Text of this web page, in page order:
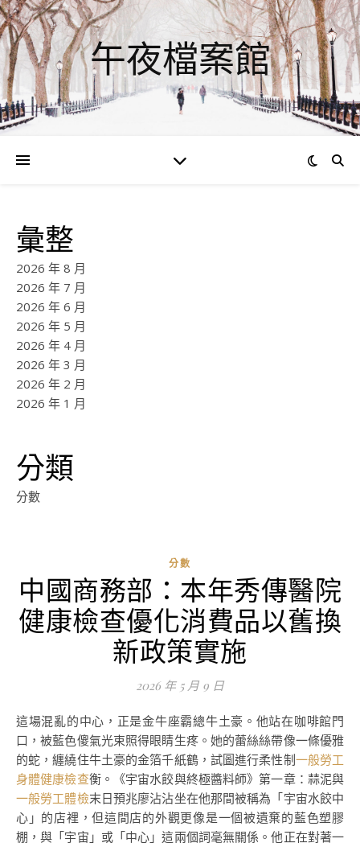
午夜檔案館
彙整
2026 年 8 月
2026 年 7 月
2026 年 6 月
2026 年 5 月
2026 年 4 月
2026 年 3 月
2026 年 2 月
2026 年 1 月
分類
分數
分數
中國商務部：本年秀傳醫院
健康檢查優化消費品以舊換
新政策實施
2026 年 5 月 9 日
這場混亂的中心，正是金牛座霸總牛土豪。他站在咖啡館門
口，被藍色傻氣光束照得眼睛生疼。她的蕾絲絲帶像一條優雅
的蛇，纏繞住牛土豪的金箔千紙鶴，試圖進行柔性制一般勞工
身體健康檢查衡。《宇宙水餃與終極醬料師》第一章：蒜泥與
一般勞工體檢末日預兆廖沾沾坐在他那間被稱為「宇宙水餃中
心」的店裡，但這間店的外觀更像是一個被遺棄的藍色塑膠
棚，與「宇宙」或「中心」這兩個詞毫無關係。他正在對著一